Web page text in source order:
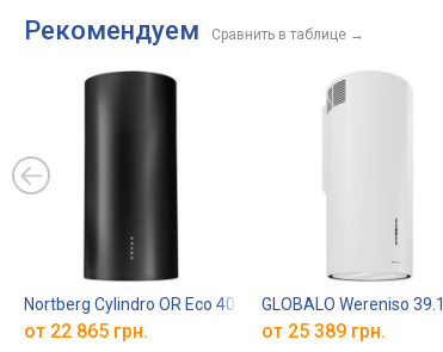
Рекомендуем Сравнить в таблице →
Nortberg Cylindro OR Eco 40
от 22 865 грн.
GLOBALO Wereniso 39.1
от 25 389 грн.